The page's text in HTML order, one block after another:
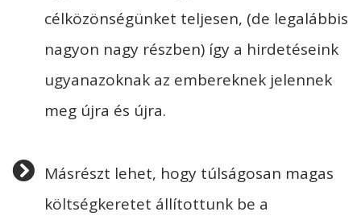
célközönségünket teljesen, (de legalábbis
nagyon nagy részben) így a hirdetéseink
ugyanazoknak az embereknek jelennek
meg újra és újra.
Másrészt lehet, hogy túlságosan magas
költségkeretet állítottunk be a